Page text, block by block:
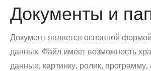
Документы и
Документ является основной
данных. Файл имеет возможность
данные, картинку, ролик, программу,